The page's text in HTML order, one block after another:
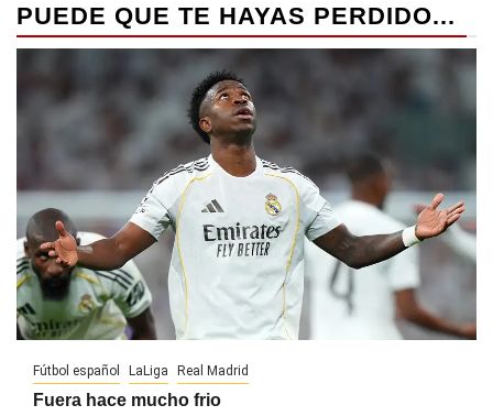
PUEDE QUE TE HAYAS PERDIDO...
Fútbol español LaLiga Real Madrid
Fuera hace mucho frio